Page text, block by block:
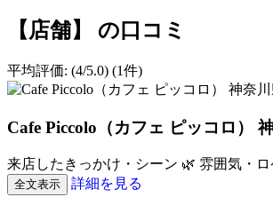
【店舗】 の口コミ
平均評価: (4/5.0) (1件)
Cafe Piccolo（カフェ ピッコロ）
来店したきっかけ・シーン 🌿 雰囲気・
全文表示 詳細を見る